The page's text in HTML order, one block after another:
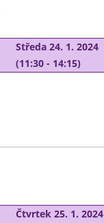
Středa 24. 1. 2024
(11:30 - 14:15)
Čtvrtek 25. 1. 2024